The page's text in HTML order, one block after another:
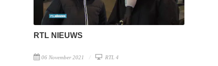
RTL NIEUWS
06 November 2021 RTL 4